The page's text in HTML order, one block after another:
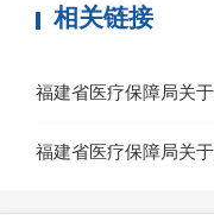
相关链接
福建省医疗保障局关
福建省医疗保障局关